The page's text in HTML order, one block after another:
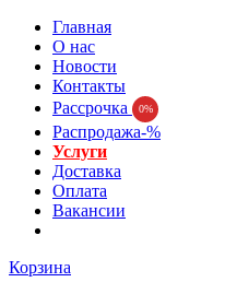
Главная
О нас
Новости
Контакты
Рассрочка
0%
Распродажа-%
Услуги
Доставка
Оплата
Вакансии
Корзина